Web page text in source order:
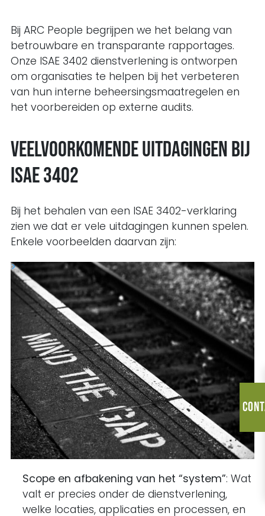
Bij ARC People begrijpen we het belang van
betrouwbare en transparante rapportages.
Onze ISAE 3402 dienstverlening is ontworpen
om organisaties te helpen bij het verbeteren
van hun interne beheersingsmaatregelen en
het voorbereiden op externe audits.
Veelvoorkomende uitdagingen bij
ISAE 3402
Bij het behalen van een ISAE 3402-verklaring
zien we dat er vele uitdagingen kunnen spelen.
Enkele voorbeelden daarvan zijn:
Scope en afbakening van het “system”: Wat
valt er precies onder de dienstverlening,
welke locaties, applicaties en processen, en